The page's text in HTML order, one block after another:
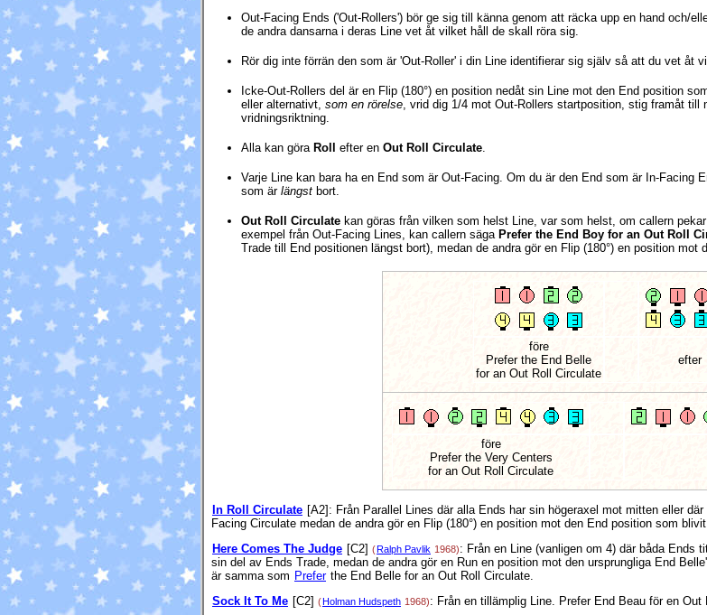
Out-Facing Ends ('Out-Rollers') bör ge sig till känna genom att räcka upp en hand och/
de andra dansarna i deras Line vet åt vilket håll de skall röra sig.
Rör dig inte förrän den som är 'Out-Roller' i din Line identifierar sig själv så att du vet åt
Icke-Out-Rollers del är en Flip (180°) en position nedåt sin Line mot den End position
eller alternativt, som en rörelse, vrid dig 1/4 mot Out-Rollers startposition, stig framåt
vridningsriktning.
Alla kan göra Roll efter en Out Roll Circulate.
Varje Line kan bara ha en End som är Out-Facing. Om du är den End som är In-Facing
som är längst bort.
Out Roll Circulate kan göras från vilken som helst Line, var som helst, om callern
exempel från Out-Facing Lines, kan callern säga Prefer the End Boy for an Out Roll
Trade till End positionen längst bort), medan de andra gör en Flip (180°) en position mot
före
Prefer the End Belle
for an Out Roll Circulate
efter
före
Prefer the Very Centers
for an Out Roll Circulate
In Roll Circulate [A2]: Från Parallel Lines där alla Ends har sin högeraxel mot mitten eller
Facing Circulate medan de andra gör en Flip (180°) en position mot den End position som
Here Comes The Judge [C2] (Ralph Pavlik 1968): Från en Line (vanligen om 4) där båda Ends
sin del av Ends Trade, medan de andra gör en Run en position mot den ursprungliga End
är samma som Prefer the End Belle for an Out Roll Circulate.
Sock It To Me [C2] ( Holman Hudspeth 1968): Från en tillämplig Line. Prefer End Beau för en Out